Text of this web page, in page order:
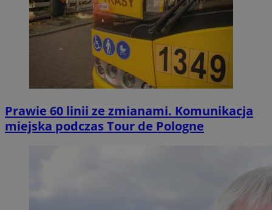
Prawie 60 linii ze zmianami. Komunikacja
miejska podczas Tour de Pologne